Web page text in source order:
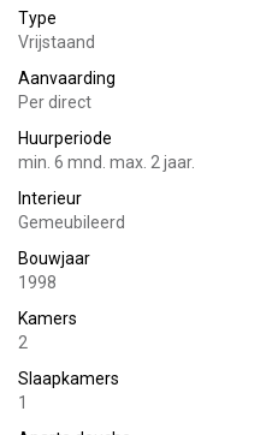
- Gratis gebruik van WIFI
- De woning wordt
- Gratis parkeren aan de weg
- Voorzien van airco
Indeling:
Entree, hal, toilet, ruime
keuken welke is voorzien van
combinatie, vaste trap naar 1e
1e verdieping:
Buitenruimte:
Type
Vrijstaand
Aanvaarding
Per direct
Huurperiode
min. 6 mnd. max. 2 jaar.
Interieur
Gemeubileerd
Bouwjaar
1998
Kamers
2
Slaapkamers
1